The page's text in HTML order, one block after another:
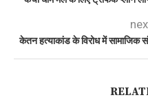
केतन हत्याकांड के विरोध में सामाजिक